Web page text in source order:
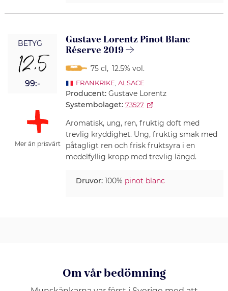
BETYG
12,5
99:-
Mer än prisvärt
Gustave Lorentz Pinot Blanc
Réserve 2019
75 cl, 12.5% vol.
FRANKRIKE ALSACE
Producent: Gustave Lorentz
Systembolaget: 73527
Aromatisk, ung, ren, fruktig doft med
trevlig kryddighet. Ung, fruktig smak med
påtagligt ren och frisk fruktsyra i en
medelfyllig kropp med trevlig längd.
Druvor:100% pinot blanc
Om vår bedömning